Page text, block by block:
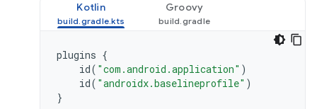
Kotlin Groovy
plugins {
id( "com.android.application" )
id( "androidx.baselineprofile" )
}